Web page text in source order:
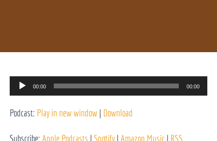
Reprodutor
de
áudio
00:00 00:00
Podcast: Play in new window | Download
Subscribe: Apple Podcasts | Spotify | Amazon Music | RSS